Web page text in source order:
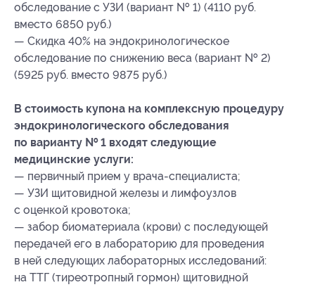
обследование с УЗИ (вариант № 1) (4110 руб.
вместо 6850 руб.)
— Скидка 40% на эндокринологическое
обследование по снижению веса (вариант № 2)
(5925 руб. вместо 9875 руб.)
В стоимость купона на комплексную процедуру
эндокринологического обследования
по варианту № 1 входят следующие
медицинские услуги:
— первичный прием у врача-специалиста;
— УЗИ щитовидной железы и лимфоузлов
с оценкой кровотока;
— забор биоматериала (крови) с последующей
передачей его в лабораторию для проведения
в ней следующих лабораторных исследований:
на ТТГ (тиреотропный гормон) щитовидной